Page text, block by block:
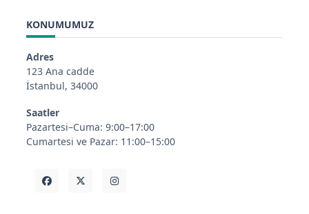
KONUMUMUZ
Adres
123 Ana cadde
İstanbul, 34000
Saatler
Pazartesi–Cuma: 9:00–17:00
Cumartesi ve Pazar: 11:00–15:00